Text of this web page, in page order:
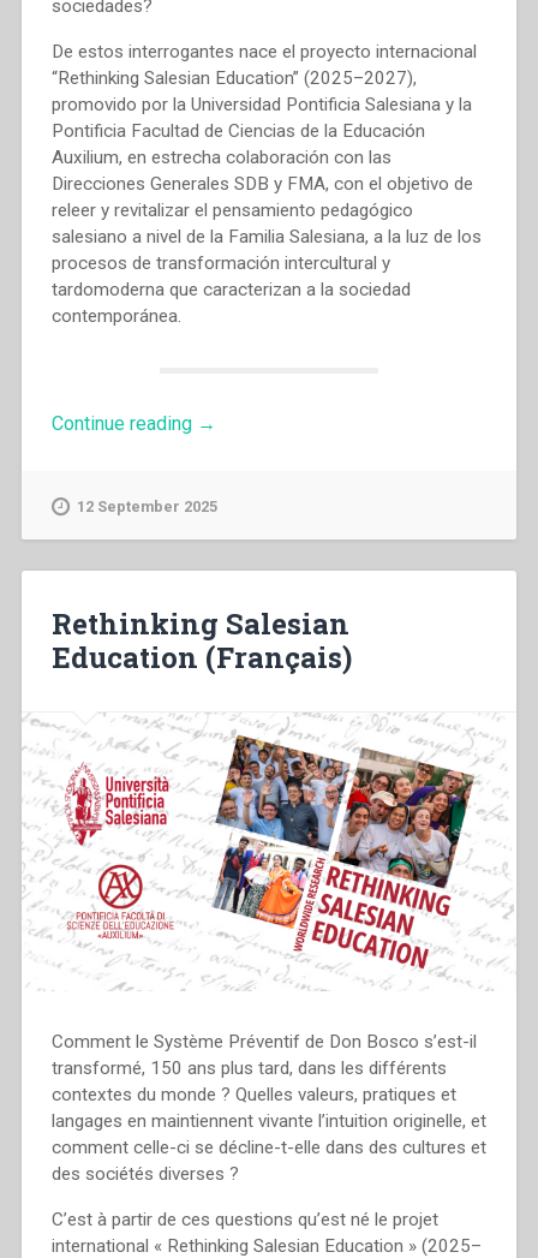
sociedades?
De estos interrogantes nace el proyecto internacional
“Rethinking Salesian Education” (2025–2027),
promovido por la Universidad Pontificia Salesiana y la
Pontificia Facultad de Ciencias de la Educación
Auxilium, en estrecha colaboración con las
Direcciones Generales SDB y FMA, con el objetivo de
releer y revitalizar el pensamiento pedagógico
salesiano a nivel de la Familia Salesiana, a la luz de los
procesos de transformación intercultural y
tardomoderna que caracterizan a la sociedad
contemporánea.
Continue reading “Rethinking
→
12 September 2025
Rethinking Salesian
Education (Français)
Comment le Système Préventif de Don Bosco s’est-il
transformé, 150 ans plus tard, dans les différents
contextes du monde ? Quelles valeurs, pratiques et
langages en maintiennent vivante l’intuition originelle, et
comment celle-ci se décline-t-elle dans des cultures et
des sociétés diverses ?
C’est à partir de ces questions qu’est né le projet
international « Rethinking Salesian Education » (2025–